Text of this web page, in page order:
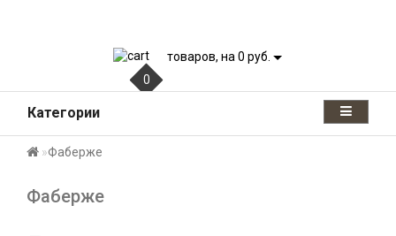
0
товаров, на 0 руб.
Категории
Фаберже
Фаберже